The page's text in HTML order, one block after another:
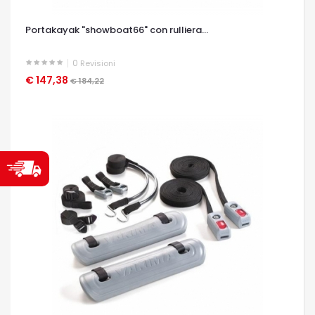
Portakayak "showboat66" con rulliera...
0 Revisioni
€ 147,38 € 184,22
OCCHIATA VELOCE